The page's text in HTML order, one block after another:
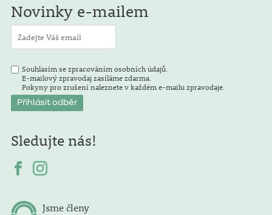
Novinky e-mailem
Souhlasím se zpracováním osobních údajů.
E-mailový zpravodaj zasíláme zdarma.
Pokyny pro zrušení naleznete v každém e-mailu zpravodaje.
Sledujte nás!
Jsme členy